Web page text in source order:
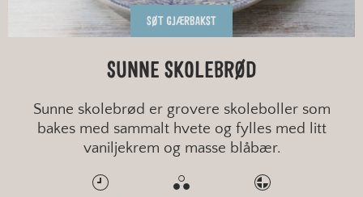
SØT GJÆRBAKST
SUNNE SKOLEBRØD
Sunne skolebrød er grovere skoleboller som
bakes med sammalt hvete og fylles med litt
vaniljekrem og masse blåbær.